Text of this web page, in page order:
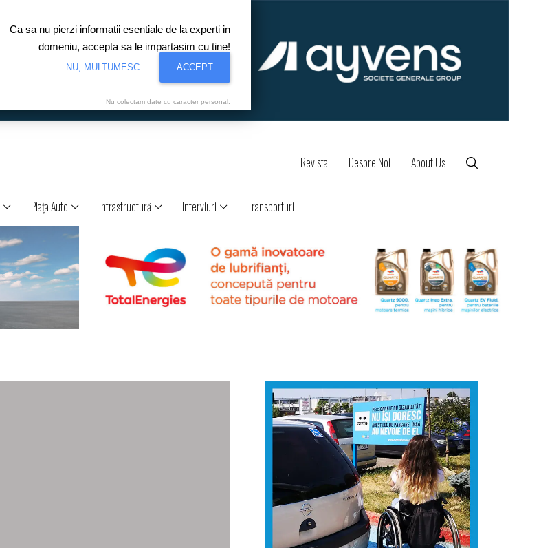
Revista Despre Noi About Us
Piaţa Auto Infrastructură Interviuri Transporturi
Ca sa nu pierzi informatii esentiale de la experti in
domeniu, accepta sa le impartasim cu tine!
NU, MULTUMESC ACCEPT
Nu colectam date cu caracter personal.